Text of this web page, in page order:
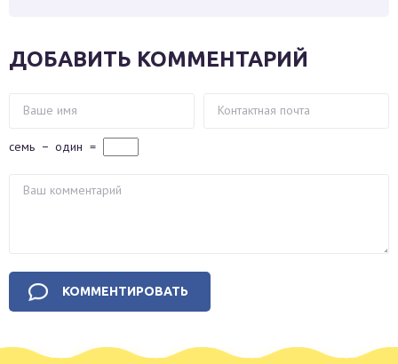
ДОБАВИТЬ КОММЕНТАРИЙ
семь − один =